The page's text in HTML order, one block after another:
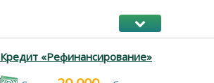
Кредит «Рефинансирование»